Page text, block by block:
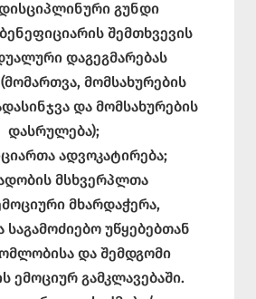
გუნდი
შემთხვევის
დაგეგმარებას
მომსახურების
და მომსახურების
დასრულება);
ადვოკატირება;
მსხვერპლთა
მხარდაჭერა,
საგამოძიებო უწყებებთან
და შემდგომი
ემოციურ გამკლავებაში.